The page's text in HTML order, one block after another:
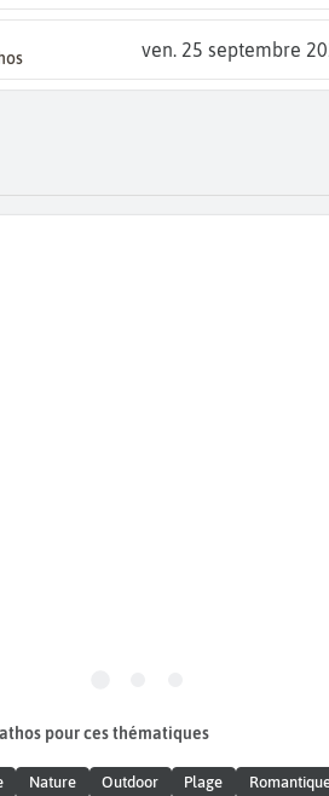
ven. 25 septembre
pour ces thématiques
Nature Outdoor Plage